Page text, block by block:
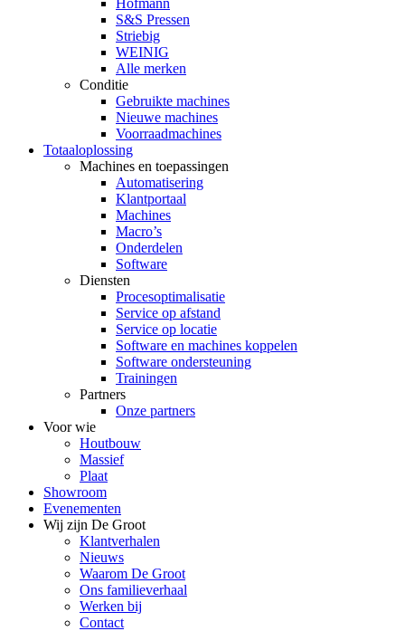
Hofmann
S&S Pressen
Striebig
WEINIG
Alle merken
Conditie
Gebruikte machines
Nieuwe machines
Voorraadmachines
Totaaloplossing
Machines en toepassingen
Automatisering
Klantportaal
Machines
Macro’s
Onderdelen
Software
Diensten
Procesoptimalisatie
Service op afstand
Service op locatie
Software en machines koppelen
Software ondersteuning
Trainingen
Partners
Onze partners
Voor wie
Houtbouw
Massief
Plaat
Showroom
Evenementen
Wij zijn De Groot
Klantverhalen
Nieuws
Waarom De Groot
Ons familieverhaal
Werken bij
Contact